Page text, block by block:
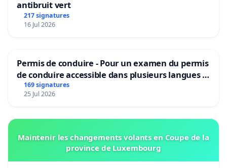
antibruit vert
217 signatures
16 Jul 2026
Permis de conduire - Pour un examen du permis
de conduire accessible dans plusieurs langues à
Bruxelles
169 signatures
25 Jul 2026
Maintenir les changements volants en Coupe de la
province de Luxembourg